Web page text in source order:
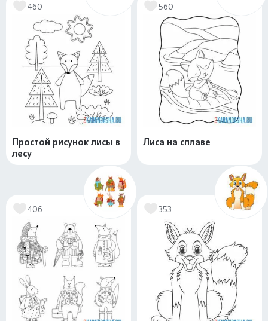
460
Простой рисунок лисы в
лесу
560
Лиса на сплаве
406 353